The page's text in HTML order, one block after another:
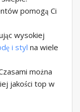
pomogą Ci
wysokiej
i styl na wiele
można
jakości top w